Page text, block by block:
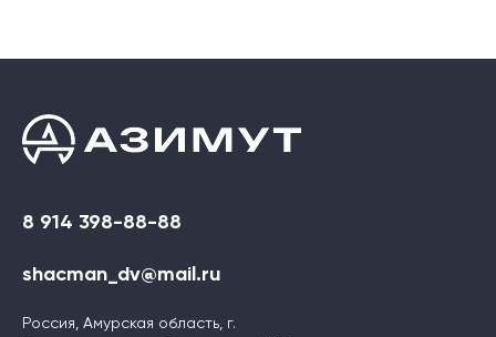
8 914 398-88-88
shacman_dv@mail.ru
Россия, Амурская область, г.